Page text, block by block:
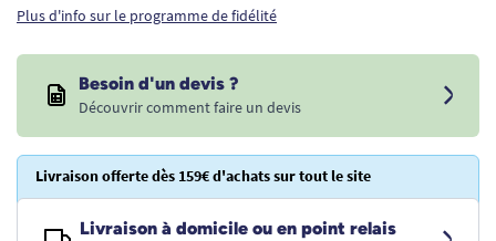
Plus d'info sur le programme de fidélité
Besoin d'un devis ?
Découvrir comment faire un devis
Livraison offerte dès 159€ d'achats sur tout le site
Livraison à domicile ou en point relais